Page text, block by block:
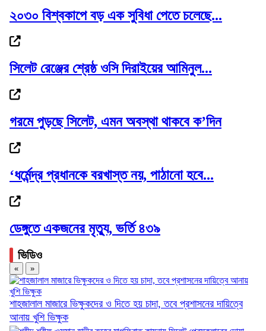
আবারও লন্ডন যাচ্ছেন ইলিয়াস: রোজিনা
১ কিলোমিটার কাদা-পানি পেরিয়ে পলাতক...
১৮নং ওয়ার্ড বিএনপির উদ্যোগে মতবিনিময় ও...
২০৩০ বিশ্বকাপে বড় এক সুবিধা পেতে চলেছে...
সিলেট রেঞ্জের শ্রেষ্ঠ ওসি দিরাইয়ের আমিনুল...
গরমে পুড়ছে সিলেট, এমন অবস্থা থাকবে ক’দিন
‘ধর্মেন্দ্র প্রধানকে বরখাস্ত নয়, পাঠানো হবে...
ডেঙ্গুতে একজনের মৃত্যু, ভর্তি ৪৩৯
ভিডিও
« »
শাহজালাল মাজারে ভিক্ষুকদের ও দিতে হয় চাদা, তবে প্রশাসনের দায়িত্বে
আনায় খুশি ভিক্ষুক